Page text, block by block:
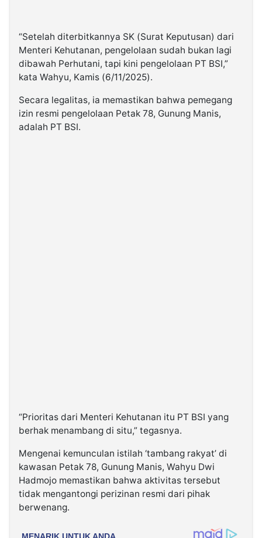
“Setelah diterbitkannya SK (Surat Keputusan) dari
Menteri Kehutanan, pengelolaan sudah bukan lagi
dibawah Perhutani, tapi kini pengelolaan PT BSI,”
kata Wahyu, Kamis (6/11/2025).
Secara legalitas, ia memastikan bahwa pemegang
izin resmi pengelolaan Petak 78, Gunung Manis,
adalah PT BSI.
“Prioritas dari Menteri Kehutanan itu PT BSI yang
berhak menambang di situ,” tegasnya.
Mengenai kemunculan istilah ‘tambang rakyat’ di
kawasan Petak 78, Gunung Manis, Wahyu Dwi
Hadmojo memastikan bahwa aktivitas tersebut
tidak mengantongi perizinan resmi dari pihak
berwenang.